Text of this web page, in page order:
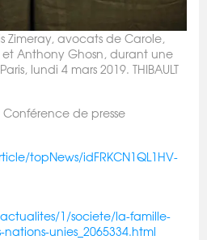
Zimeray, avocats de Carole,
Anthony Ghosn, durant une
lundi 4 mars 2019. THIBAULT
Conférence de presse
topNews/idFRKCN1QL1HV-
1/societe/la-famille-
unies_2065334.html